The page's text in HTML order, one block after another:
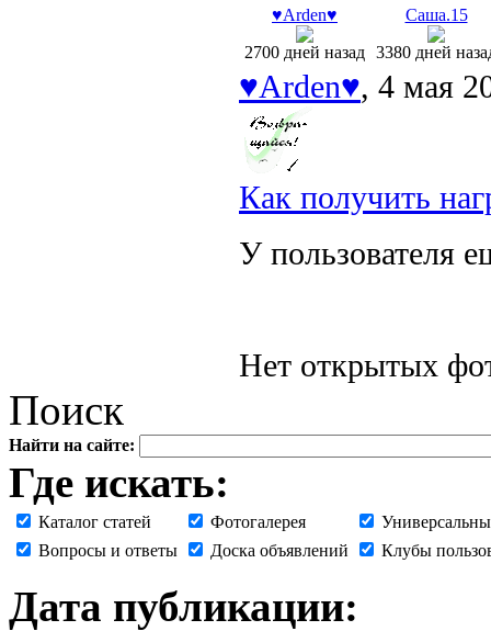
♥Arden♥
2700 дней назад
Саша.15
3380 дней
♥Arden♥, 4 мая
Как получить
У пользователя
Нет открытых
Поиск
Найти на сайте:
Где искать:
Каталог статей Фотогалерея
Вопросы и ответы
Доска объявлений Клубы
Дата публикации: